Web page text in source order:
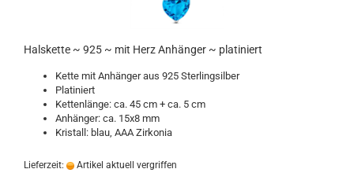
Halskette ~ 925 ~ mit Herz Anhänger ~ platiniert
Kette mit Anhänger aus 925 Sterlingsilber
Platiniert
Kettenlänge: ca. 45 cm + ca. 5 cm
Anhänger: ca. 15x8 mm
Kristall: blau, AAA Zirkonia
Lieferzeit: Artikel aktuell vergriffen